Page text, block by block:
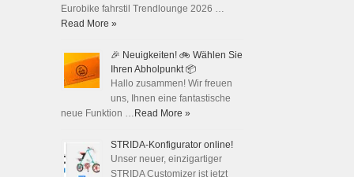
Eurobike fahrstil Trendlounge 2026 …
Read More »
🎉 Neuigkeiten! 🚲 Wählen Sie
Ihren Abholpunkt 📦
Hallo zusammen! Wir freuen
uns, Ihnen eine fantastische
neue Funktion … Read More »
STRIDA-Konfigurator online!
Unser neuer, einzigartiger
STRIDA Customizer ist jetzt